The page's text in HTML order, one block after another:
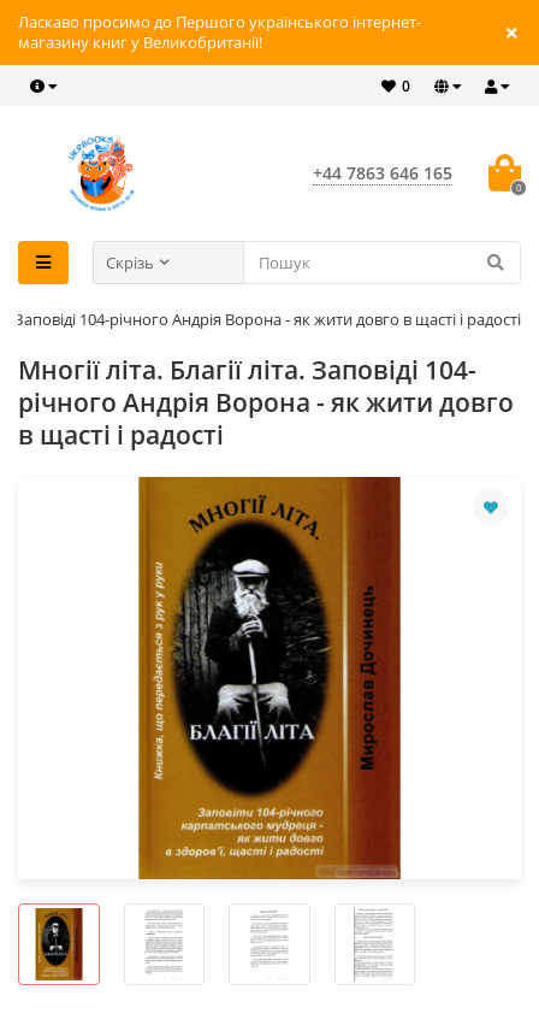
Ласкаво просимо до Першого українського інтернет-
магазину книг у Великобританії!
0
+44 7863 646 165
0
Скрізь
Заповіді 104-річного Андрія Ворона - як жити довго в щасті і радості
Многії літа. Благії літа. Заповіді 104-
річного Андрія Ворона - як жити довго
в щасті і радості